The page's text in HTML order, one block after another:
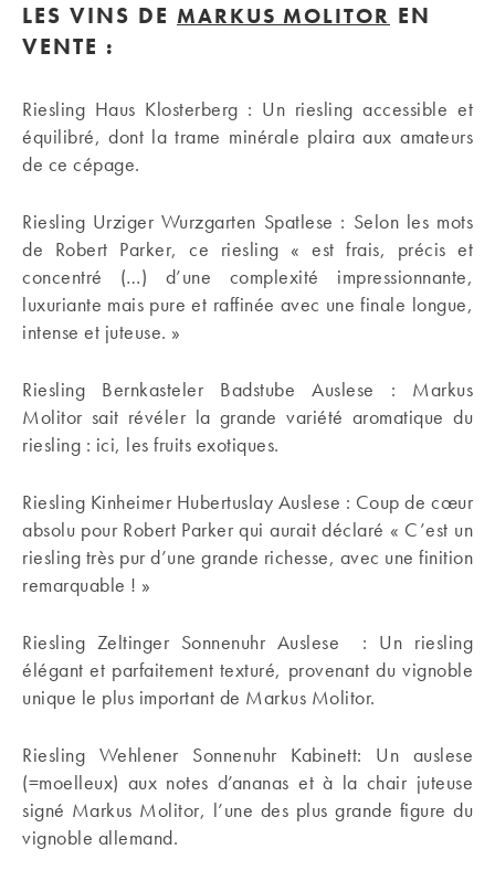
LES VINS DE MARKUS MOLITOR EN
VENTE :
Riesling Haus Klosterberg : Un riesling accessible et
équilibré, dont la trame minérale plaira aux amateurs
de ce cépage.
Riesling Urziger Wurzgarten Spatlese : Selon les mots
de Robert Parker, ce riesling « est frais, précis et
concentré (…) d’une complexité impressionnante,
luxuriante mais pure et raffinée avec une finale longue,
intense et juteuse. »
Riesling Bernkasteler Badstube Auslese : Markus
Molitor sait révéler la grande variété aromatique du
riesling : ici, les fruits exotiques.
Riesling Kinheimer Hubertuslay Auslese : Coup de cœur
absolu pour Robert Parker qui aurait déclaré « C’est un
riesling très pur d’une grande richesse, avec une finition
remarquable ! »
Riesling Zeltinger Sonnenuhr Auslese : Un riesling
élégant et parfaitement texturé, provenant du vignoble
unique le plus important de Markus Molitor.
Riesling Wehlener Sonnenuhr Kabinett: Un auslese
(=moelleux) aux notes d’ananas et à la chair juteuse
signé Markus Molitor, l’une des plus grande figure du
vignoble allemand.